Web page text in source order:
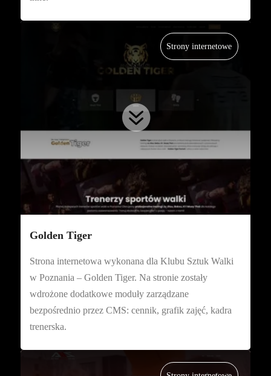
Strony internetowe

Golden Tiger
Strona internetowa wykonana dla Klubu Sztuk Walki
w Poznania – Golden Tiger. Na stronie zostały
wdrożone dodatkowe moduły zarządzane
bezpośrednio przez CMS: cennik, grafik zajęć, kadra
trenerska.